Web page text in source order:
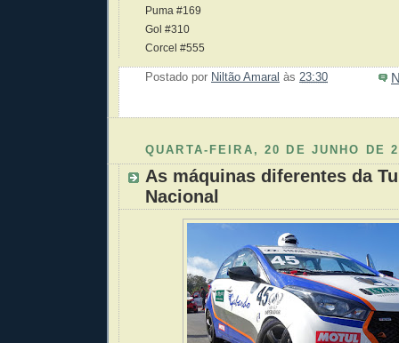
Puma #169
Gol #310
Corcel #555
Postado por Niltão Amaral às 23:30
QUARTA-FEIRA, 20 DE JUNHO DE
As máquinas diferentes da
Nacional